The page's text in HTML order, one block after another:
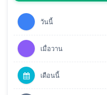
วันนี้
เมื่อวาน
เดือนนี้